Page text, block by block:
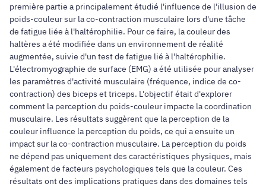
première partie a principalement étudié l'influence de l'illusion de
poids-couleur sur la co-contraction musculaire lors d'une tâche
de fatigue liée à l'haltérophilie. Pour ce faire, la couleur des
haltères a été modifiée dans un environnement de réalité
augmentée, suivie d'un test de fatigue lié à l'haltérophilie.
L'électromyographie de surface (EMG) a été utilisée pour analyser
les paramètres d'activité musculaire (fréquence, indice de co-
contraction) des biceps et triceps. L'objectif était d'explorer
comment la perception du poids-couleur impacte la coordination
musculaire. Les résultats suggèrent que la perception de la
couleur influence la perception du poids, ce qui a ensuite un
impact sur la co-contraction musculaire. La perception du poids
ne dépend pas uniquement des caractéristiques physiques, mais
également de facteurs psychologiques tels que la couleur. Ces
résultats ont des implications pratiques dans des domaines tels